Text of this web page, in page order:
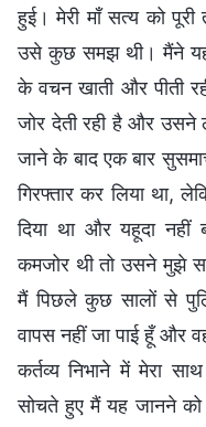
हुई। मेरी माँ सत्य को
उसे कुछ समझ थी। मैंने यह
के वचन खाती और पीती
जोर देती रही है और उसने
जाने के बाद एक बार
गिरफ्तार कर लिया था,
दिया था और यहूदा
कमजोर थी तो उसने मुझे
मैं पिछले कुछ सालों से
वापस नहीं जा पाई हूँ और
कर्तव्य निभाने में मेरा
सोचते हुए मैं यह जानने को